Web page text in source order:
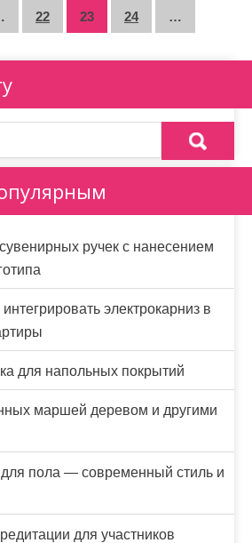
22 23 24
…
ручек с нанесением
электрокарниз в
для напольных покрытий
маршей деревом и другими
пола — современный стиль и
для участников